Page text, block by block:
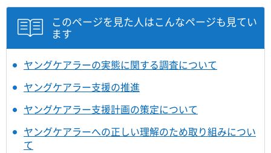
このページを見た人はこんなページも見てい
ます
ヤングケアラーの実態に関する調査について
ヤングケアラー支援の推進
ヤングケアラー支援計画の策定について
ヤングケアラーへの正しい理解のため取り組みについ
て